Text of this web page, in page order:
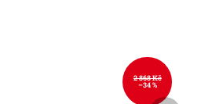
2 868 Kč
–34 %